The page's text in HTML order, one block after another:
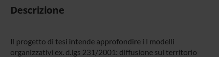
Descrizione
Il progetto di tesi intende approfondire i I modelli
organizzativi ex. d.lgs 231/2001: diffusione sul territorio